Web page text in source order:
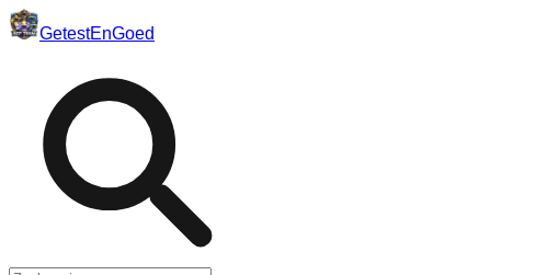
GetestEnGoed